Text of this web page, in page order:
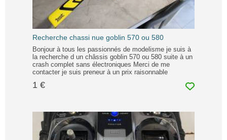
Recherche chassi nue goblin 570 ou 580
Bonjour à tous les passionnés de modelisme je suis à
la recherche d un châssis goblin 570 ou 580 suite à un
crash complet sans électroniques Merci de me
contacter je suis preneur à un prix raisonnable
1 €